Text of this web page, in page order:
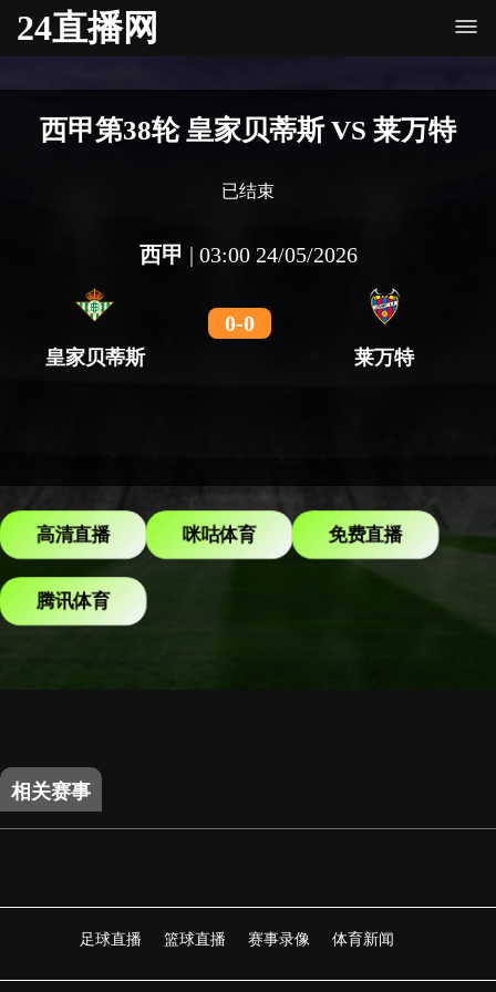
24直播网
西甲第38轮 皇家贝蒂斯 VS 莱万特
已结束
西甲 | 03:00 24/05/2026
皇家贝蒂斯
0-0
莱万特
高清直播 咪咕体育 免费直播
腾讯体育
相关赛事
足球直播 篮球直播 赛事录像 体育新闻